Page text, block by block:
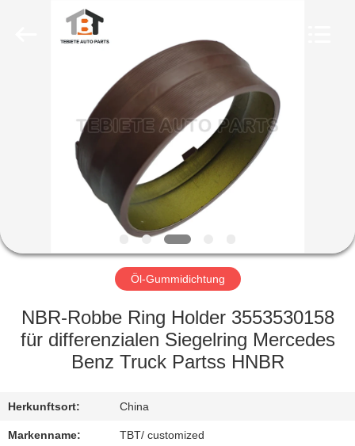
PRODUKTE
FABRIK-
QUALITÄTSKONTROLLE
SIE
MIT
Öl-Gummidichtung
NBR-Robbe Ring Holder 3553530158
für differenzialen Siegelring Mercedes
Benz Truck Partss HNBR
Herkunftsort: China
Markenname: TBT/ customized